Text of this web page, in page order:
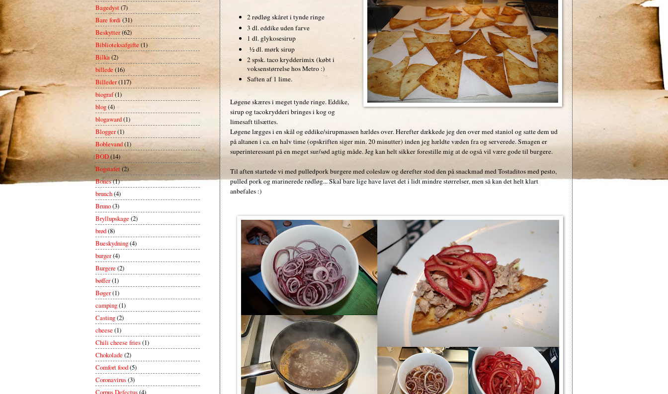
2 rødløg skåret i tynde ringe
3 dl. eddike uden farve
1 dl. glykosesirup
½ dl. mørk sirup
2 spsk. taco krydderimix (købt i
voksenstørrelse hos Metro :)
Saften af 1 lime.
Løgene skæres i meget tynde ringe. Eddike,
sirup og tacokrydderi bringes i kog og
limesaft tilsættes.
Løgene lægges i en skål og eddike/sirupmassen hældes over. Herefter dækkede jeg den over med staniol og satte dem ud
på altanen i ca. en halv time (opskriften siger min. 20 minutter) inden jeg hældte væden fra og serverede. Smagen er
superinteressant på en meget sur/sød agtig måde. Jeg kan helt sikker forestille mig at de også vil være gode til burgere.
Til aften startede vi med pulledpork burgere med coleslaw og derefter stod den på snackmad med Tostaditos med pesto,
pulled pork og marinerede rødløg... Skal bare lige have lavet det i lidt mindre størrelser, men så kan det helt klart
anbefales :)
Bagedyst(7)
Bare fordi (31)
Beskytter(62)
Biblioteksafgifte(1)
Bilka(2)
billede (16)
Billeder(117)
biograf(1)
blog(4)
blogaward(1)
Blogger(1)
Boblevand(1)
BOD(14)
Bogstafet(2)
Bones(1)
brunch(4)
Bruno(3)
Bryllupskage(2)
brød(8)
Bueskydning(4)
burger(4)
Burgere(2)
bøffer(1)
Bøger(1)
camping(1)
Casting(2)
cheese(1)
Chili cheese fries(1)
Chokolade(2)
Comfort food(5)
Coronavirus(3)
Corpus Defectus(4)